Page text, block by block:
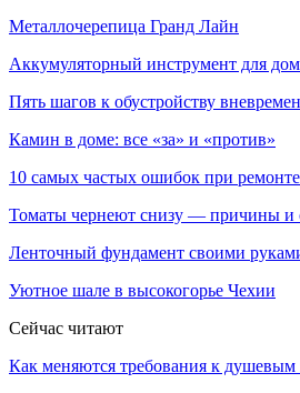
Металлочерепица Гранд Лайн
Аккумуляторный инструмент для
Пять шагов к обустройству
Камин в доме: все «за» и «против»
10 самых частых ошибок при
Томаты чернеют снизу — причины и
Ленточный фундамент своими
Уютное шале в высокогорье Чехии
Сейчас читают
Как меняются требования к